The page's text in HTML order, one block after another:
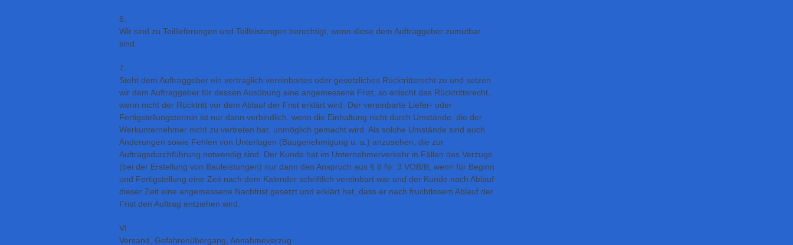
6.
Wir sind zu Teillieferungen und Teilleistungen berechtigt, wenn diese dem Auftraggeber zumutbar
sind.
7.
Steht dem Auftraggeber ein vertraglich vereinbartes oder gesetzliches Rücktrittsrecht zu und setzen
wir dem Auftraggeber für dessen Ausübung eine angemessene Frist, so erlischt das Rücktrittsrecht,
wenn nicht der Rücktritt vor dem Ablauf der Frist erklärt wird. Der vereinbarte Liefer- oder
Fertigstellungstermin ist nur dann verbindlich, wenn die Einhaltung nicht durch Umstände, die der
Werkunternehmer nicht zu vertreten hat, unmöglich gemacht wird. Als solche Umstände sind auch
Änderungen sowie Fehlen von Unterlagen (Baugenehmigung u. a.) anzusehen, die zur
Auftragsdurchführung notwendig sind. Der Kunde hat im Unternehmerverkehr in Fällen des Verzugs
(bei der Erstellung von Bauleistungen) nur dann den Anspruch aus § 8 Nr. 3 VOB/B, wenn für Beginn
und Fertigstellung eine Zeit nach dem Kalender schriftlich vereinbart war und der Kunde nach Ablauf
dieser Zeit eine angemessene Nachfrist gesetzt und erklärt hat, dass er nach fruchtlosem Ablauf der
Frist den Auftrag entziehen wird.
VI
Versand, Gefahrenübergang, Annahmeverzug